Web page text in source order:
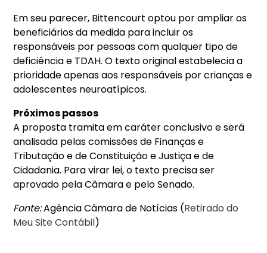
Em seu parecer, Bittencourt optou por ampliar os
beneficiários da medida para incluir os
responsáveis por pessoas com qualquer tipo de
deficiência e TDAH. O texto original estabelecia a
prioridade apenas aos responsáveis por crianças e
adolescentes neuroatípicos.
Próximos passos
A proposta tramita em caráter conclusivo e será
analisada pelas comissões de Finanças e
Tributação e de Constituição e Justiça e de
Cidadania. Para virar lei, o texto precisa ser
aprovado pela Câmara e pelo Senado.
Fonte:Agência Câmara de Notícias (Retirado do
Meu Site Contábil)